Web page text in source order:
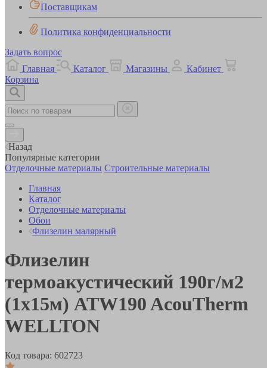
Поставщикам
Политика конфиденциальности
Задать вопрос
Главная
Каталог Магазины
Кабинет
Корзина
Назад
Популярные категории
Отделочные материалы Строительные материалы
Главная
Каталог
Отделочные материалы
Обои
Флизелин малярный
Флизелин
термоакустический 190г/м2
(1х15м) ATW190 AcouTherm
WELLTON
Код товара: 602723